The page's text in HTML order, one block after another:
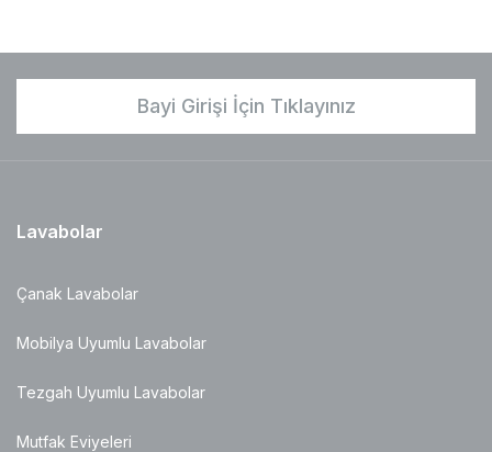
Bayi Girişi İçin Tıklayınız
Lavabolar
Çanak Lavabolar
Mobilya Uyumlu Lavabolar
Tezgah Uyumlu Lavabolar
Mutfak Eviyeleri